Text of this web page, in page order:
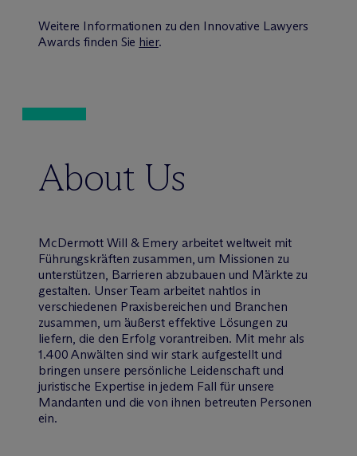
Weitere Informationen zu den Innovative Lawyers
Awards finden Sie hier.
About Us
McDermott Will & Emery arbeitet weltweit mit
Führungskräften zusammen, um Missionen zu
unterstützen, Barrieren abzubauen und Märkte zu
gestalten. Unser Team arbeitet nahtlos in
verschiedenen Praxisbereichen und Branchen
zusammen, um äußerst effektive Lösungen zu
liefern, die den Erfolg vorantreiben. Mit mehr als
1.400 Anwälten sind wir stark aufgestellt und
bringen unsere persönliche Leidenschaft und
juristische Expertise in jedem Fall für unsere
Mandanten und die von ihnen betreuten Personen
ein.